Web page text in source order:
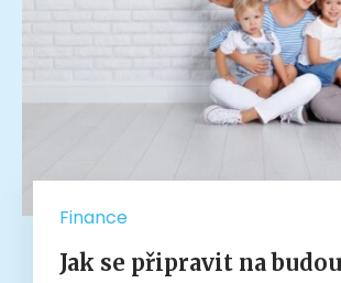
Finance
Jak se připravit na